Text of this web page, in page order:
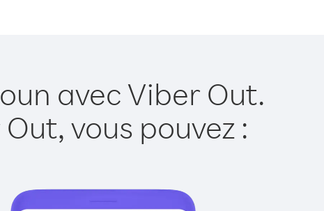
avec Viber Out.
vous pouvez :